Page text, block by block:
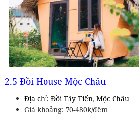
2.5 Đồi House Mộc Châu
Địa chỉ: Đồi Tây Tiến, Mộc Châu
Giá khoảng: 70-480k/đêm